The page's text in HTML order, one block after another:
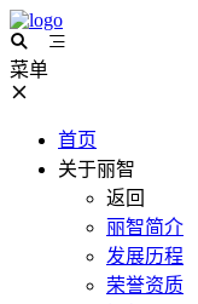
菜单
首页
关于丽智
返回
丽智简介
发展历程
荣誉资质